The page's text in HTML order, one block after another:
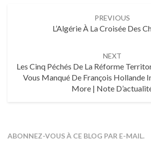
PREVIOUS
L’Algérie À La Croisée Des
NEXT
Les Cinq Péchés De La Réforme
Vous Manqué De François Hollande
More | Note
ABONNEZ-VOUS À CE BLOG PAR E-MAIL.